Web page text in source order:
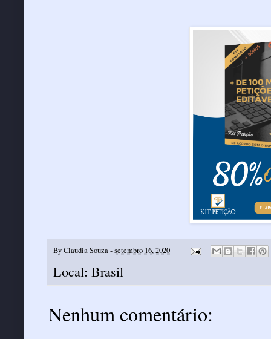
ByClaudia Souza-setembro 16, 2020
Local: Brasil
Nenhum comentário: